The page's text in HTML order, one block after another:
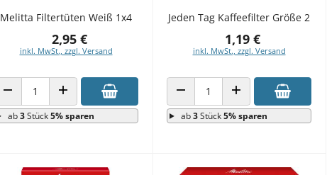
Melitta Filtertüten Weiß 1x4
2,95 €
inkl. MwSt., zzgl. Versand
ANZAHL VERRINGERNANZAHL ERHÖHEN
ab3Stück5% sparen
Jeden Tag Kaffeefilter Größe 2
1,19 €
inkl. MwSt., zzgl. Versand
ANZAHL VERRINGERNANZAHL ERHÖHEN
ab3Stück5% sparen